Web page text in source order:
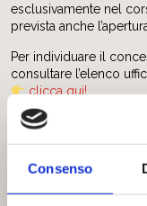
Consenso
esclusivamente nel
prevista anche
Per individuare il
consultare l’elenco
clicca qui!
Contattando